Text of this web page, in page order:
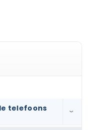
telefoons
›